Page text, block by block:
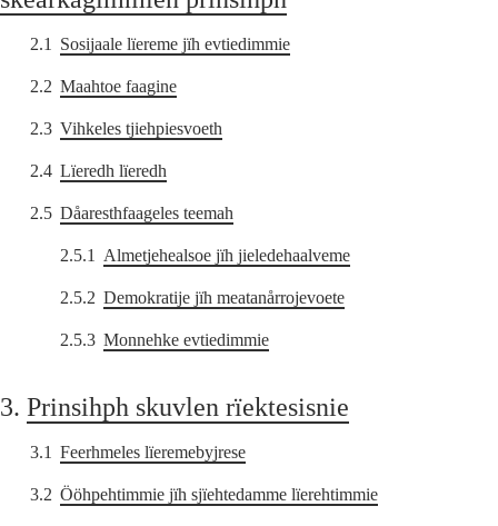
2.1 Sosijaale lïereme jïh evtiedimmie
2.2 Maahtoe faagine
2.3 Vihkeles tjiehpiesvoeth
2.4 Lïeredh lïeredh
2.5 Dåaresthfaageles teemah
2.5.1 Almetjehealsoe jïh jieledehaalveme
2.5.2 Demokratije jïh meatanårrojevoete
2.5.3 Monnehke evtiedimmie
3. Prinsihph skuvlen rïektesisnie
3.1 Feerhmeles lïeremebyjrese
3.2 Ööhpehtimmie jïh sjïehtedamme lïerehtimmie